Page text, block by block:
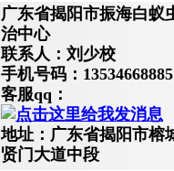
广东省揭阳市振海白蚁
治中心
联系人：刘少校
手机号码：13534668885
客服qq：
地址：广东省揭阳市榕
贤门大道中段